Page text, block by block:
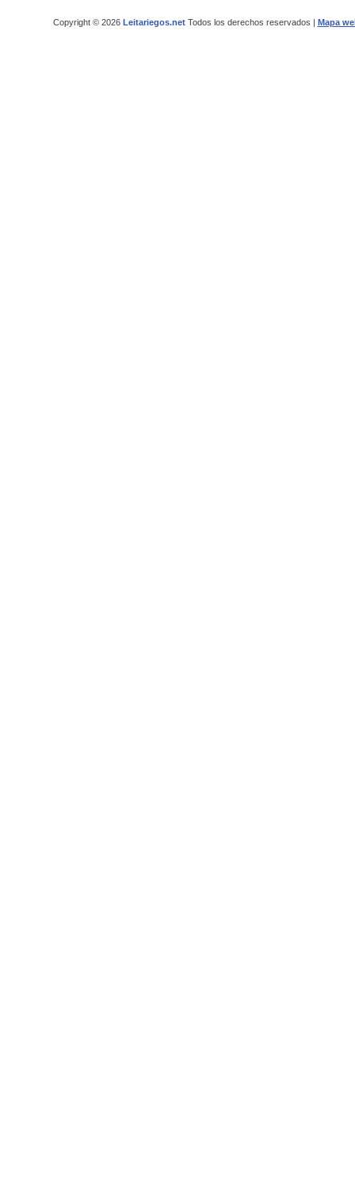
Copyright © 2026 Leitariegos.netTodos los derechos reservados | Mapa